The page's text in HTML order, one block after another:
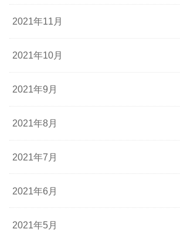
2021年11月
2021年10月
2021年9月
2021年8月
2021年7月
2021年6月
2021年5月